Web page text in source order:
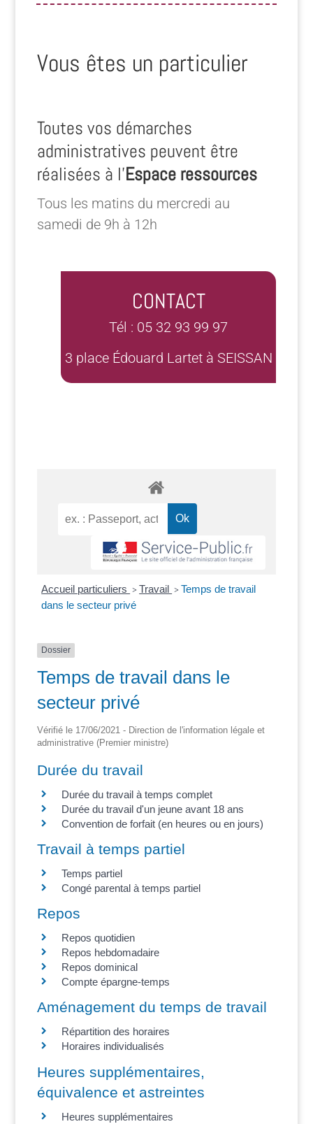
Vous êtes un particulier
Toutes vos démarches
administratives peuvent être
réalisées à l’Espace ressources
Tous les matins du mercredi au
samedi de 9h à 12h
CONTACT
Tél : 05 32 93 99 97
3 place Édouard Lartet à SEISSAN
Accueil particuliers > Travail > Temps de travail
dans le secteur privé
Dossier
Temps de travail dans le
secteur privé
Vérifié le 17/06/2021 - Direction de l'information légale et
administrative (Premier ministre)
Durée du travail
Durée du travail à temps complet
Durée du travail d'un jeune avant 18 ans
Convention de forfait (en heures ou en jours)
Travail à temps partiel
Temps partiel
Congé parental à temps partiel
Repos
Repos quotidien
Repos hebdomadaire
Repos dominical
Compte épargne-temps
Aménagement du temps de travail
Répartition des horaires
Horaires individualisés
Heures supplémentaires,
équivalence et astreintes
Heures supplémentaires